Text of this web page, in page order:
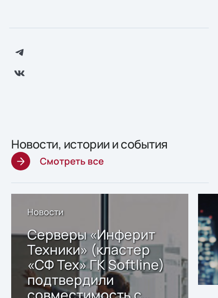
Новости, истории и события
Смотреть все
Новости
Серверы «Инферит
Техники» (кластер
«СФ Тех» ГК Softline)
подтвердили